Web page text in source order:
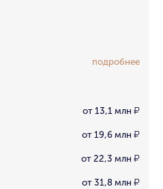
подробнее
от 13,1 млн ₽
от 19,6 млн ₽
от 22,3 млн ₽
от 31,8 млн ₽